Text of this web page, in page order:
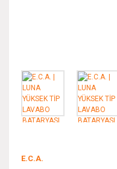
E.C.A.